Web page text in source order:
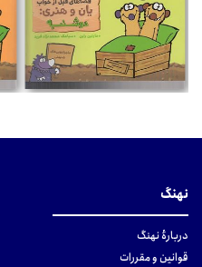
نهنگ
دربارهٔ نهنگ
قوانین و مقررات